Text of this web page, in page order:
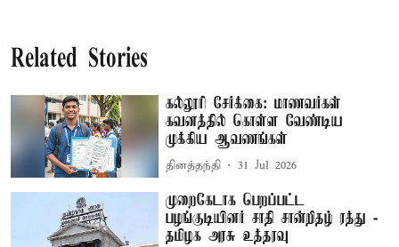
Related Stories
கல்லூரி சேர்க்கை: மாணவர்கள்
கவனத்தில் கொள்ள வேண்டிய
முக்கிய ஆவணங்கள்
தினத்தந்தி 31 Jul 2026
முறைகேடாக பெறப்பட்ட
பழங்குடியினர் சாதி சான்றிதழ் ரத்து -
தமிழக அரசு உத்தரவு